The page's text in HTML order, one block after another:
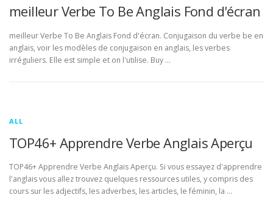
meilleur Verbe To Be Anglais Fond d'écran
meilleur Verbe To Be Anglais Fond d'écran. Conjugaison du verbe be en
anglais, voir les modèles de conjugaison en anglais, les verbes
irréguliers. Elle est simple et on l'utilise. Buy …
ALL
TOP46+ Apprendre Verbe Anglais Aperçu
TOP46+ Apprendre Verbe Anglais Aperçu. Si vous essayez d'apprendre
l'anglais vous allez trouvez quelques ressources utiles, y compris des
cours sur les adjectifs, les adverbes, les articles, le féminin, la …